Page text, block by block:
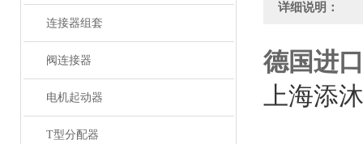
连接器组套
阀连接器
电机起动器
T型分配器
详细说明：
德国进
上海添